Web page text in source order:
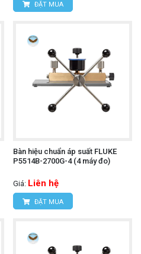
ĐẶT MUA
Bàn hiệu chuẩn áp suất FLUKE
P5514B-2700G-4 (4 máy đo)
Giá: Liên hệ
ĐẶT MUA